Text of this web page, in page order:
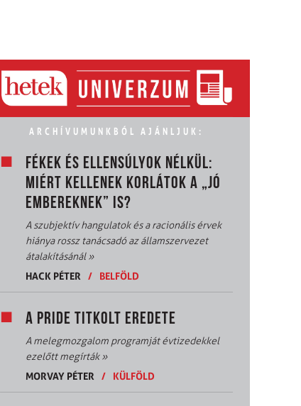
ARCHÍVUMUNKBÓL AJÁNLJUK:
FÉKEK ÉS ELLENSÚLYOK NÉLKÜL:
MIÉRT KELLENEK KORLÁTOK A „JÓ
EMBEREKNEK” IS?
A szubjektív hangulatok és a racionális érvek
hiánya rossz tanácsadó az államszervezet
átalakításánál»
HACK PÉTER
/ BELFÖLD
A PRIDE TITKOLT EREDETE
A melegmozgalom programját évtizedekkel
ezelőtt megírták»
MORVAY PÉTER
/ KÜLFÖLD